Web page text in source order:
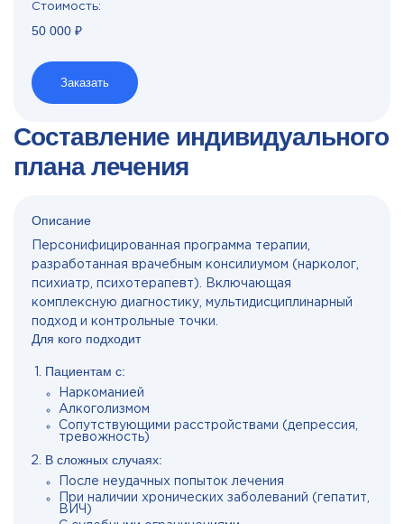
Стоимость:
50 000 ₽
Заказать
Составление индивидуального
плана лечения
Описание
Персонифицированная программа терапии,
разработанная врачебным консилиумом (нарколог,
психиатр, психотерапевт). Включающая
комплексную диагностику, мультидисциплинарный
подход и контрольные точки.
Для кого подходит
Пациентам с:
Наркоманией
Алкоголизмом
Сопутствующими расстройствами (депрессия,
тревожность)
В сложных случаях:
После неудачных попыток лечения
При наличии хронических заболеваний (гепатит,
ВИЧ)